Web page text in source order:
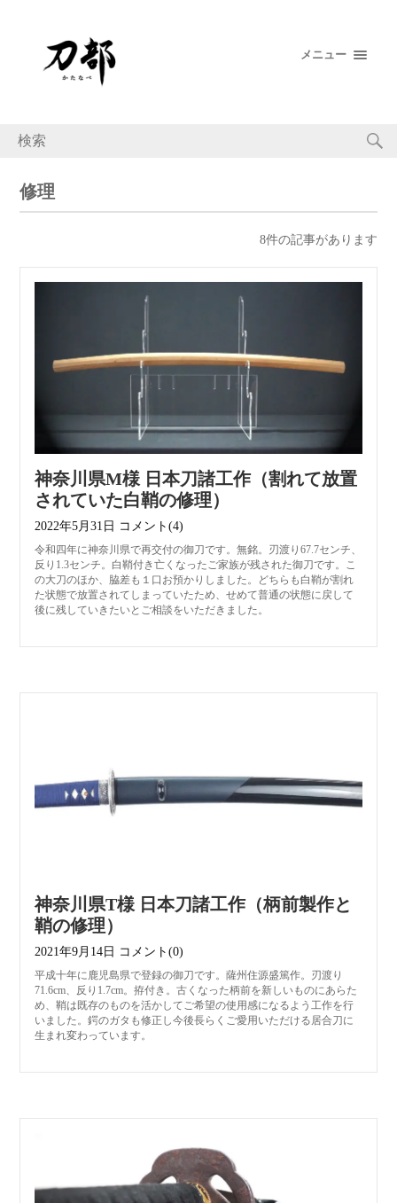
メニュー
修理
8件の記事があります
神奈川県M様 日本刀諸工作（割れて放置
されていた白鞘の修理）
2022年5月31日 コメント(4)
令和四年に神奈川県で再交付の御刀です。無銘。刃渡り67.7センチ、
反り1.3センチ。白鞘付き亡くなったご家族が残された御刀です。こ
の大刀のほか、脇差も１口お預かりしました。どちらも白鞘が割れ
た状態で放置されてしまっていたため、せめて普通の状態に戻して
後に残していきたいとご相談をいただきました。
神奈川県T様 日本刀諸工作（柄前製作と
鞘の修理）
2021年9月14日 コメント(0)
平成十年に鹿児島県で登録の御刀です。薩州住源盛篤作。刃渡り
71.6cm、反り1.7cm。拵付き。古くなった柄前を新しいものにあらた
め、鞘は既存のものを活かしてご希望の使用感になるよう工作を行
いました。鍔のガタも修正し今後長らくご愛用いただける居合刀に
生まれ変わっています。